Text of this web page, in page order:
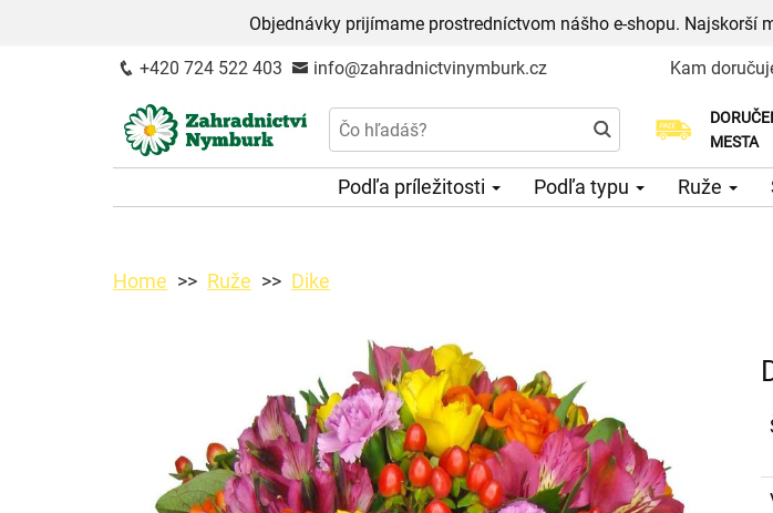
Objednávky prijímame prostredníctvom nášho e-shopu. Najskorší
+420 724 522 403 info@zahradnictvinymburk.cz Kam
MESTA
Podľa príležitosti Podľa typu Ruže
Home Ruže Dike